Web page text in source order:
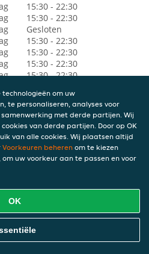
15:30 - 22:30
15:30 - 22:30
Gesloten
15:30 - 22:30
15:30 - 22:30
15:30 - 22:30
15:30 - 22:30
om uw
te personaliseren, analyses voor
met derde partijen. Wij
van derde partijen. Door op OK
van alle cookies. Wij plaatsen altijd
Voorkeuren beheren om te kiezen
uw voorkeur aan te passen en voor
OK